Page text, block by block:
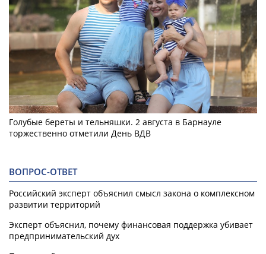
Голубые береты и тельняшки. 2 августа в Барнауле
торжественно отметили День ВДВ
ВОПРОС-ОТВЕТ
Российский эксперт объяснил смысл закона о комплексном
развитии территорий
Эксперт объяснил, почему финансовая поддержка убивает
предпринимательский дух